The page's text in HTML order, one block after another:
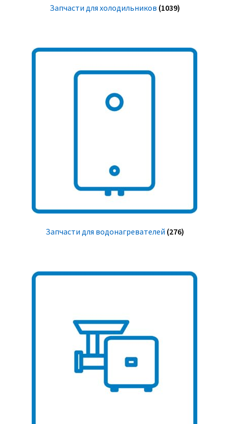
Запчасти для холодильников (1039)
Запчасти для водонагревателей (276)